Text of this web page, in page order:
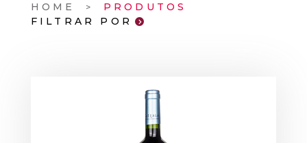
HOME
PRODUTOS
FILTRAR POR